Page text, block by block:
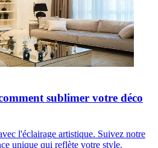
sublimer votre déco
l'éclairage artistique. Suivez notre
unique qui reflète votre style.